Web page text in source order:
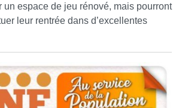
un espace de jeu rénové, mais pourront
leur rentrée dans d’excellentes